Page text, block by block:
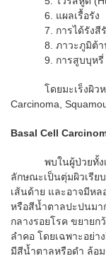
6. แผลเรื้อรัง
7. การได้รังสีรั
8. ภาวะภูมิต้าน
9. การสูบบุหรี่
โดยมะเร็งผิวหนัง
Carcinoma,
Basal Cell
พบในผู้ป่วยทั้งเพ
ลักษณะเป็นตุ่มผิวเรีย
เส้นด้าย และอาจมีหล
หรือสีน้ำตาลปะปนมา
กลางรอยโรค ขยาย
ลำคอ โดยเฉพาะอย่
มีสีน้ำตาลหรือดำ ล้อ